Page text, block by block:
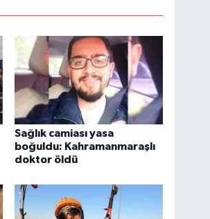
Sağlık camiası yasa
boğuldu: Kahramanmaraşlı
doktor öldü